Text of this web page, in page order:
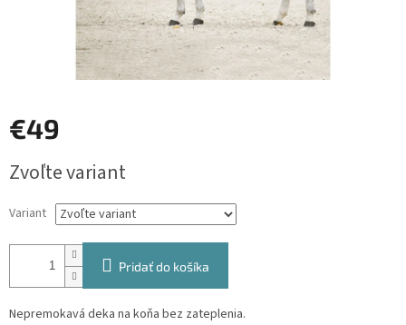
€49
cena:
Zvoľte variant
Variant
Pridať do košíka
Nepremokavá deka na koňa bez zateplenia.